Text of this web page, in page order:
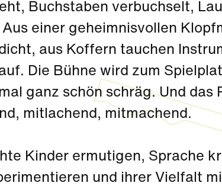
Buchstaben verbuchselt,
einer geheimnisvollen
aus Koffern tauchen
Die Bühne wird zum
ganz schön schräg. Und das
mitlachend, mitmachend.
Kinder ermutigen, Sprache
und ihrer Vielfalt